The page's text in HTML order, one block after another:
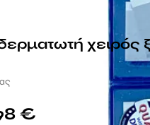
χειρός
€